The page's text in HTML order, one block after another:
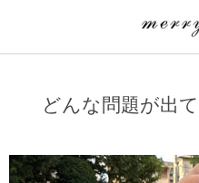
どんな問題が出
merry attic ミュージッククラス